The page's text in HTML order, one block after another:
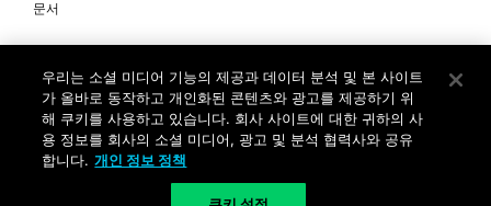
문서
Networks Korea, Ltd. All rights reserved. 여러 가지 상표에 대한
소유권은 각 소유자에게 있습니다. 사업자 등록번호: 120-87-72963.
대표자 : 제프리찰스트루 서울특별시 서초구 서초대로74길 4, 1층 (삼성
생명 서초타워) TEL: +82-2-568-4353
우리는 소셜 미디어 기능의 제공과 데이터 분석 및 본 사이트
가 올바로 동작하고 개인화된 콘텐츠와 광고를 제공하기 위
해 쿠키를 사용하고 있습니다. 회사 사이트에 대한 귀하의 사
용 정보를 회사의 소셜 미디어, 광고 및 분석 협력사와 공유
합니다. 개인 정보 정책